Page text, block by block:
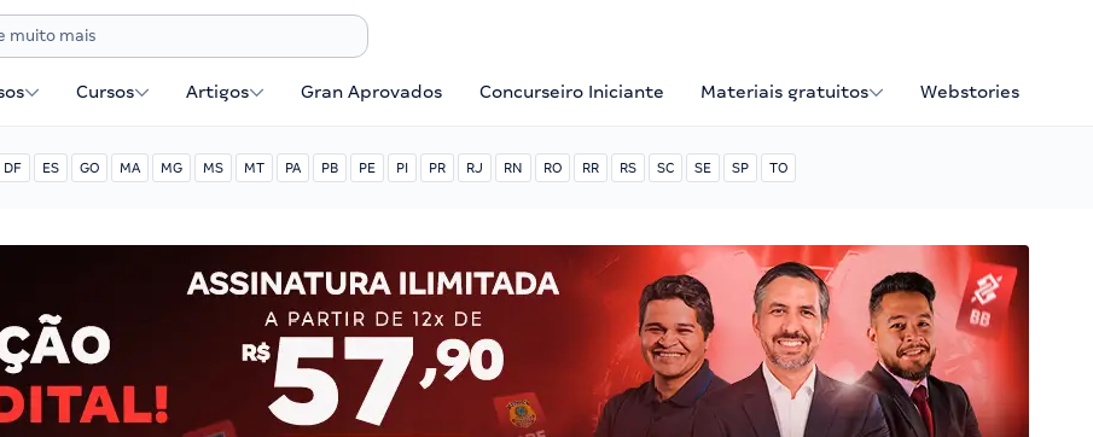
Cursos Artigos Gran Aprovados Concurseiro Iniciante Materiais gratuitos Webstories
DF ES GO MA MG MS MT PA PB PE PI PR RJ RN RO RR RS SC SE SP TO